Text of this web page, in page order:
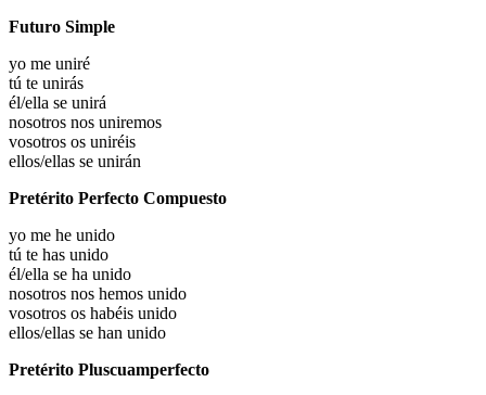
Futuro Simple
yo me uniré
tú te unirás
él/ella se unirá
nosotros nos uniremos
vosotros os uniréis
ellos/ellas se unirán
Pretérito Perfecto Compuesto
yo me he unido
tú te has unido
él/ella se ha unido
nosotros nos hemos unido
vosotros os habéis unido
ellos/ellas se han unido
Pretérito Pluscuamperfecto